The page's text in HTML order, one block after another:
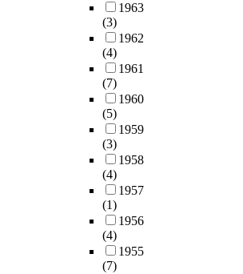
1963
(3)
1962
(4)
1961
(7)
1960
(5)
1959
(3)
1958
(4)
1957
(1)
1956
(4)
1955
(7)